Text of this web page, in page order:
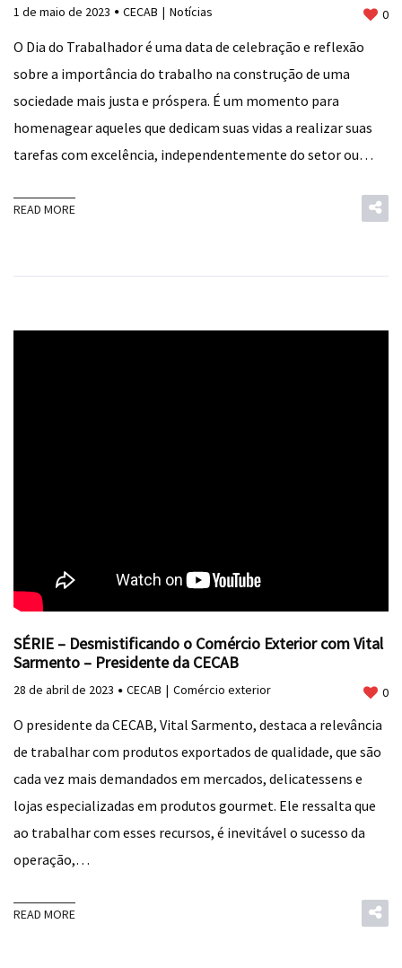
1 de maio de 2023 CECAB Notícias 0
O Dia do Trabalhador é uma data de celebração e reflexão
sobre a importância do trabalho na construção de uma
sociedade mais justa e próspera. É um momento para
homenagear aqueles que dedicam suas vidas a realizar suas
tarefas com excelência, independentemente do setor ou…
READ MORE
SÉRIE – Desmistificando o Comércio Exterior com Vital
Sarmento – Presidente da CECAB
28 de abril de 2023 CECAB Comércio exterior 0
O presidente da CECAB, Vital Sarmento, destaca a relevância
de trabalhar com produtos exportados de qualidade, que são
cada vez mais demandados em mercados, delicatessens e
lojas especializadas em produtos gourmet. Ele ressalta que
ao trabalhar com esses recursos, é inevitável o sucesso da
operação,…
READ MORE